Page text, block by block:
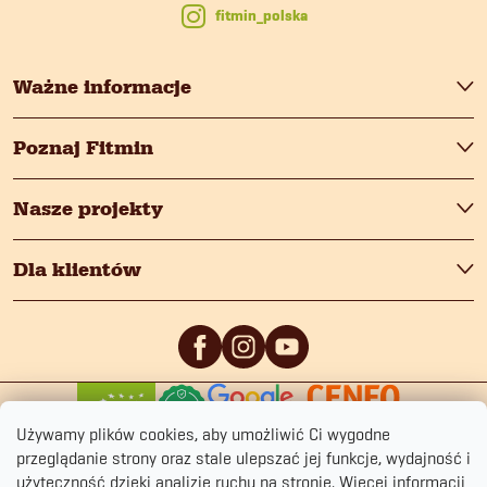
Używamy plików cookies, aby umożliwić Ci wygodne
przeglądanie strony oraz stale ulepszać jej funkcje, wydajność i
użyteczność dzięki analizie ruchu na stronie. Więcej informacji
Ważne informacje
Poznaj Fitmin
Nasze projekty
Dla klientów
fitmin_polska